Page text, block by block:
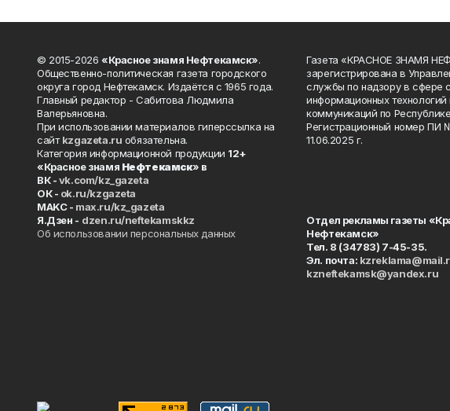
© 2015-2026 «Красное знамя Нефтекамск».
Общественно-политическая газета городского
округа город Нефтекамск. Издаётся с 1965 года.
Главный редактор - Сабитова Людмила
Валерьяновна.
При использовании материалов гиперссылка на
сайтkzgazeta.ru обязательна.
Категория информационной продукции 12+
«Красное знамя Нефтекамск» в
ВК -vk.com/kz_gazeta
ОК - ok.ru/kzgazeta
MAKC - max.ru/kz_gazeta
Я.Дзен - dzen.ru/neftekamskkz
Об использовании персональных данных
Газета «КРАСНОЕ ЗНАМЯ
зарегистрирована в
службы по надзору в сфере
информационных
коммуникаций по
Регистрационный номер ПИ
11.06.2025 г.
Отдел рекламы газеты
Нефтекамск»
Тел. 8 (34783) 7-45-35.
Эл. почта:
kzneftekamsk@yandex.ru